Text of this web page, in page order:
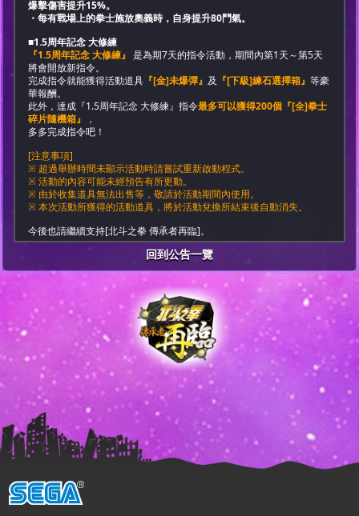
爆擊傷害提升15%。
・每有戰場上的拳士施放奧義時，自身提升80鬥氣。
■1.5周年記念 大修練
『1.5周年記念 大修練』 是為期7天的指令活動，期間內第1天～第5天
將會開放新指令。
完成指令就能獲得活動道具 『[金]未爆彈』 及 『[下級]練石選擇箱』等豪
華報酬。
此外，達成『1.5周年記念 大修練』指令最多可以獲得200個『[全]拳士
碎片隨機箱』
，
多多完成指令吧！
[注意事項]
※ 超過舉辦時間未顯示活動時請嘗試重新啟動程式。
※ 活動的內容可能未經預告有所更動。
※ 由於收集道具無法出售等，敬請於活動期間內使用。
※ 本次活動所獲得的活動道具，將於活動兌換所結束後自動消失。
今後也請繼續支持[北斗之拳 傳承者再臨]。
回到公告一覽